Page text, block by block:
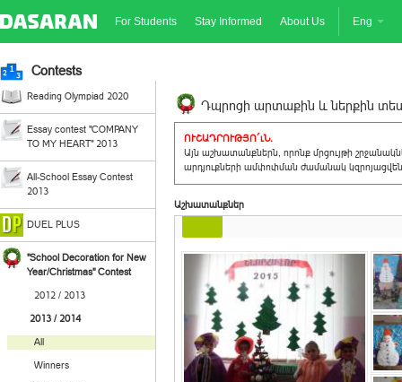
For Students Stay Informed About Us Eng
Contests
Reading Olympiad 2020
Essay contest "COMPANY
TO MY HEART" 2013
All-School Essay Contest
2013
DUEL PLUS
"School Decoration for New
Year/Christmas" Contest
2012 / 2013
2013 / 2014
All
Winners
Դպրոցի արտաքին և ներքին
ՈՒՇԱԴՐՈՒԹՅՈ´ւՆ.
Այն աշխատանքներն, որոնք մրցույթի
արդյուքների ամփոփման ժամանակ
Աշխատանքներ